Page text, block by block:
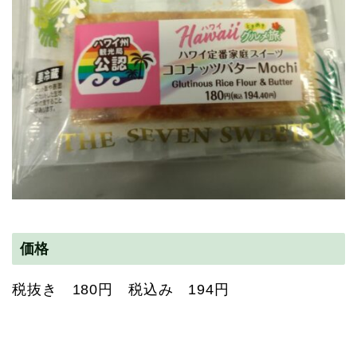
価格
税抜き 180円 税込み 194円